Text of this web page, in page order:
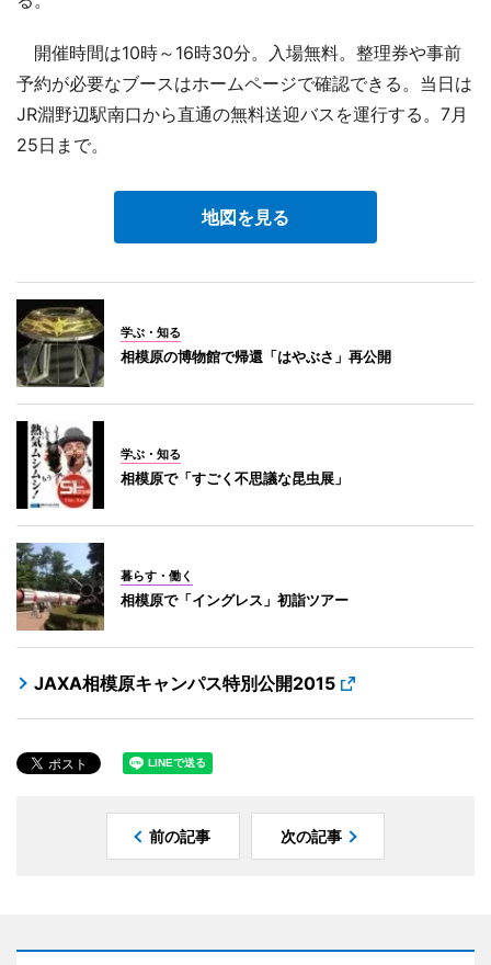
開催時間は10時～16時30分。入場無料。整理券や事前
予約が必要なブースはホームページで確認できる。当日は
JR淵野辺駅南口から直通の無料送迎バスを運行する。7月
25日まで。
地図を見る
学ぶ・知る
相模原の博物館で帰還「はやぶさ」再公開
学ぶ・知る
相模原で「すごく不思議な昆虫展」
暮らす・働く
相模原で「イングレス」初詣ツアー
JAXA相模原キャンパス特別公開2015
前の記事 次の記事